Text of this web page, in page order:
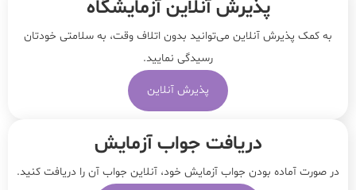
پذیرش آنلاین آزمایشگاه
به کمک پذیرش آنلاین می‌توانید بدون اتلاف وقت، به سلامتی خودتان
رسیدگی نمایید.
پذیرش آنلاین
دریافت جواب آزمایش
در صورت آماده بودن جواب آزمایش خود، آنلاین جواب‌ آن را دریافت کنید.